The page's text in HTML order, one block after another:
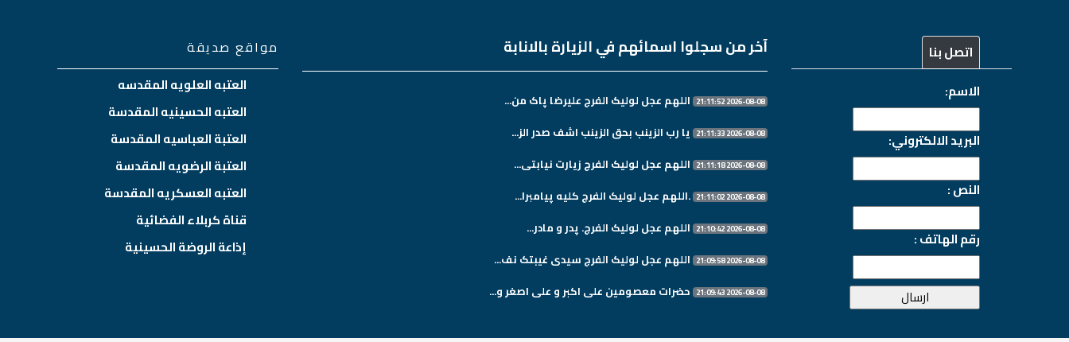
اتصل بنا
الاسم:
البريد الالكتروني:
النص :
رقم الهاتف :
آخر من سجلوا اسمائهم في الزيارة بالانابة
2026-08-08 21:11:52 اللهم عجل لولیک الفرج علیرضا پاک من...
2026-08-08 21:11:33 یا رب الزینب بحق الزینب اشف صدر الز...
2026-08-08 21:11:18 اللهم عجل لولیک الفرج زیارت نیابتی...
2026-08-08 21:11:02 .اللهم عجل لولیک الفرج کلیه پیامبرا...
2026-08-08 21:10:42 اللهم عجل لولیک الفرج. پدر و مادر...
2026-08-08 21:09:58 اللهم عجل لولیک الفرج سیدی غیبتک نف...
2026-08-08 21:09:43 حضرات معصومین علی اکبر و علی اصغر و...
مواقع صديقة
العتبه العلويه المقدسه
العتبه الحسينيه المقدسة
العتبة العباسيه المقدسة
العتبة الرضويه المقدسة
العتبه العسكريه المقدسة
قناة كربلاء الفضائية
إذاعة الروضة الحسينية